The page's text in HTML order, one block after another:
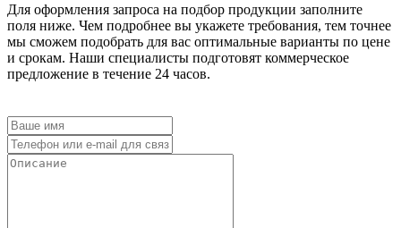
Для оформления запроса на подбор продукции заполните
поля ниже. Чем подробнее вы укажете требования, тем точнее
мы сможем подобрать для вас оптимальные варианты по цене
и срокам. Наши специалисты подготовят коммерческое
предложение в течение 24 часов.